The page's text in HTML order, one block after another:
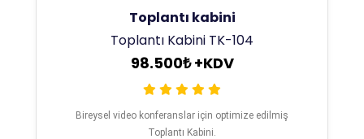
Toplantı kabini
Toplantı Kabini TK-104
98.500₺ +KDV
Bireysel video konferanslar için optimize edilmiş
Toplantı Kabini.